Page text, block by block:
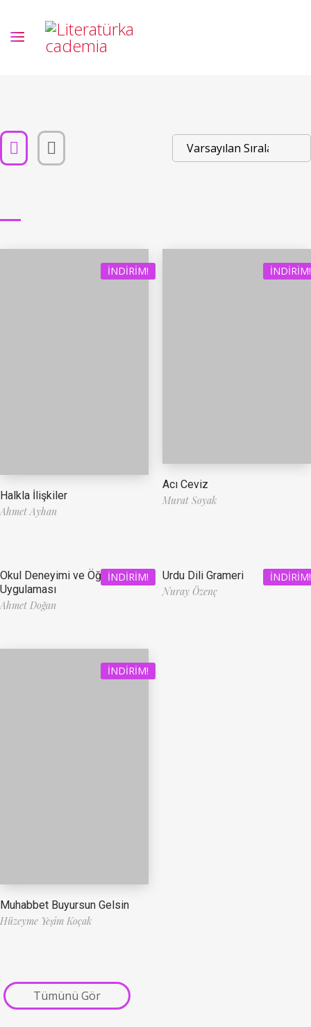
İNDIRIM!
Halkla İlişkiler
Ahmet Ayhan
İNDIRIM!
Acı Ceviz
Murat Soyak
İNDIRIM!
Okul Deneyimi ve Öğretmenlik
Uygulaması
Ahmet Doğan
İNDIRIM!
Urdu Dili Grameri
Nuray Özenç
İNDIRIM!
Muhabbet Buyursun Gelsin
Hüzeyme Yeşim Koçak
Tümünü Gör